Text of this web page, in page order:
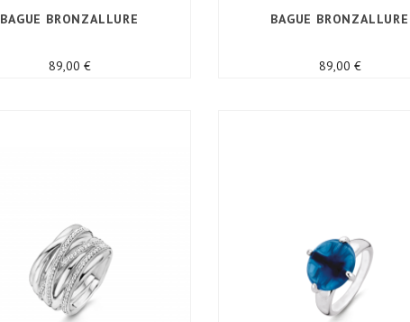
BAGUE BRONZALLURE
89,00 €Prix
BAGUE BRONZALLURE
89,00 €Prix